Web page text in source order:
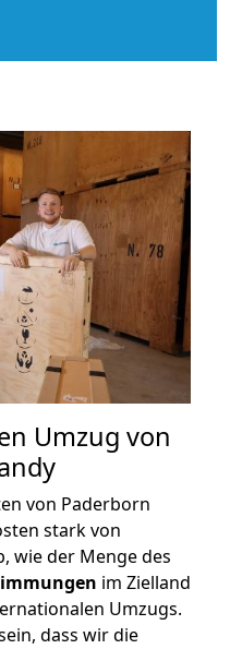
Umzug von
von Paderborn
stark von
wie der Menge des
im Zielland
Umzugs.
dass wir die